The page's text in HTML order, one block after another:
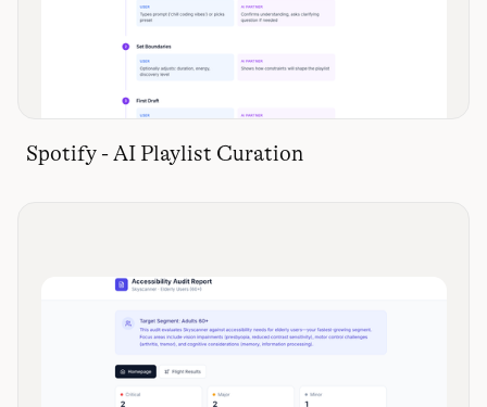
Spotify - AI Playlist Curation